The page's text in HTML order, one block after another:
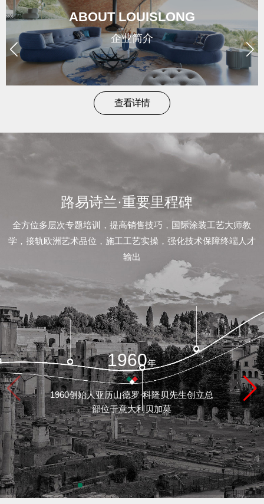
形
contact
联
系
feedback/
质
保
ABOUT LOUISLONG
企业简介
查看详情
路易诗兰·重要里程碑
全方位多层次专题培训，提高销售技巧，国际涂装工艺大师教
学，接轨欧洲艺术品位，施工工艺实操，强化技术保障终端人才
输出
1960年
1960创始人亚历山德罗·科隆贝先生创立总
部位于意大利贝加莫